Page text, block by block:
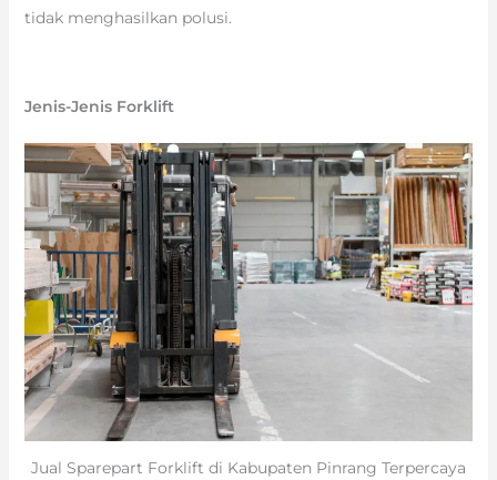
tidak menghasilkan polusi.
Jenis-Jenis Forklift
Jual Sparepart Forklift di Kabupaten Pinrang Terpercaya